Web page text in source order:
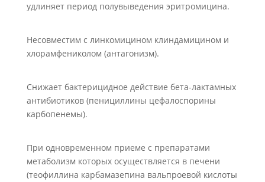
удлиняет период полувыведения эритромицина.
Несовместим с линкомицином клиндамицином и
хлорамфениколом (антагонизм).
Снижает бактерицидное действие бета-лактамных
антибиотиков (пенициллины цефалоспорины
карбопенемы).
При одновременном приеме с препаратами
метаболизм которых осуществляется в печени
(теофиллина карбамазепина вальпроевой кислоты